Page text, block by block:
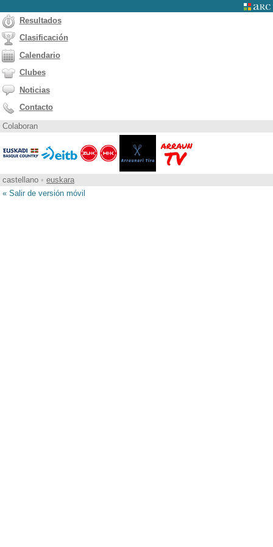
Resultados
Clasificación
Calendario
Clubes
Noticias
Contacto
Colaboran
castellano • euskara
« Salir de versión móvil